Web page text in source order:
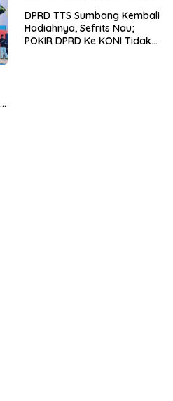
DPRD TTS Sumbang Kembali
Hadiahnya, Sefrits Nau;
POKIR DPRD Ke KONI Tidak